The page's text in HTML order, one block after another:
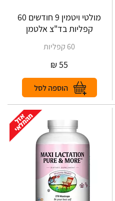
מולטי ויטמין 9 חודשים 60
קפליות בד"צ אלטמן
60 קפליות
55
₪